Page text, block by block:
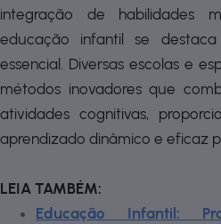
integração de habilidades
educação infantil se
essencial. Diversas escolas e
métodos inovadores que
atividades cognitivas,
aprendizado dinâmico e eficaz
LEIA TAMBÉM:
Educação Infantil: